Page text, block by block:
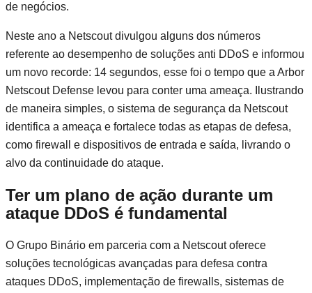
de negócios.
Neste ano a Netscout divulgou alguns dos números
referente ao desempenho de soluções anti DDoS e informou
um novo recorde: 14 segundos, esse foi o tempo que a Arbor
Netscout Defense levou para conter uma ameaça. Ilustrando
de maneira simples, o sistema de segurança da Netscout
identifica a ameaça e fortalece todas as etapas de defesa,
como firewall e dispositivos de entrada e saída, livrando o
alvo da continuidade do ataque.
Ter um plano de ação durante um
ataque DDoS é fundamental
O Grupo Binário em parceria com a Netscout oferece
soluções tecnológicas avançadas para defesa contra
ataques DDoS, implementação de firewalls, sistemas de